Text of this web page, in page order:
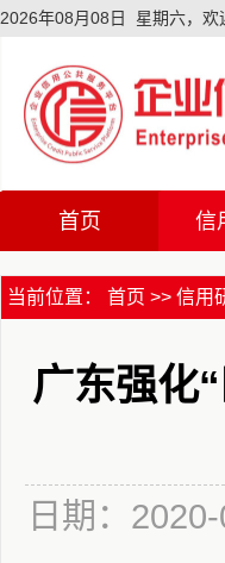
2026年08月08日 星期六，欢
首页
首页
信
当前位置： 首页 >> 信用
广东强化
日期：